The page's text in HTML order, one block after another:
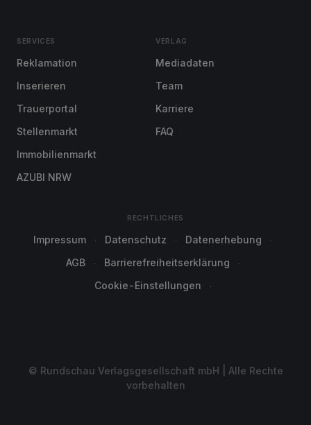
SERVICES
Reklamation
Inserieren
Trauerportal
Stellenmarkt
Immobilienmarkt
AZUBI NRW
VERLAG
Mediadaten
Team
Karriere
FAQ
RECHTLICHES
Impressum Datenschutz
Datenerhebung
AGB
Barrierefreiheitserklärung
Cookie-Einstellungen
© Rundschau Verlagsgesellschaft mbH | Alle Rechte
vorbehalten